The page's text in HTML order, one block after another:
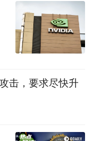
持仓代币化
击，要求尽快升